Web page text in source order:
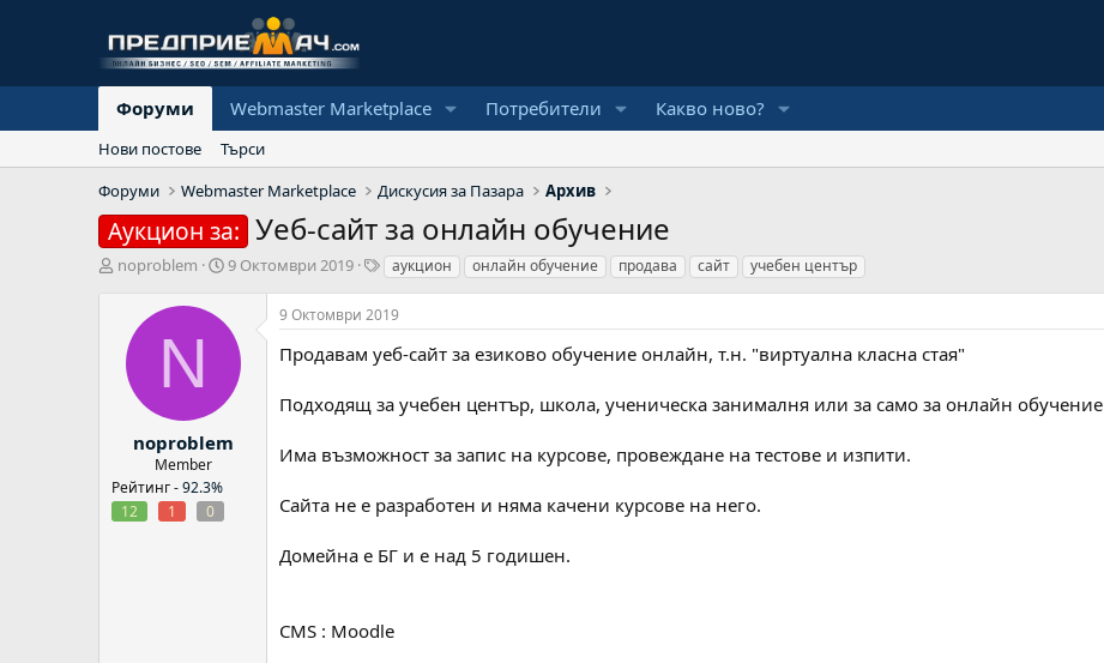
Форуми Webmaster Marketplace Потребители Какво ново?
Нови постове
Търси
Форуми
Webmaster Marketplace Дискусия за Пазара Архив
Аукцион за: Уеб-сайт за онлайн обучение
А
noproblem
Н
а
а
а
9 Октомври 2019
Т
г
о
в
аукцион онлайн обучение продава сайт учебен център
N
noproblem
Member
Рейтинг -92.3%
12
1 0
9 Октомври 2019
Продавам уеб-сайт за езиково обучение онлайн, т.н. "виртуална класна стая"
Подходящ за учебен център, школа, ученическа занималня или за само за онлайн обучение
Има възможност за запис на курсове, провеждане на тестове и изпити.
Сайта не е разработен и няма качени курсове на него.
Домейна е БГ и е над 5 годишен.
CMS : Moodle